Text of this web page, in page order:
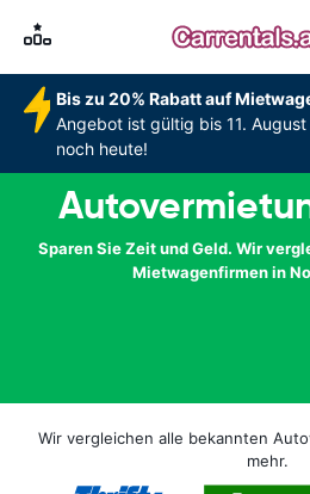
Bis zu 20% Rabatt auf
Angebot ist gültig bis 11.
noch heute!
Sparen Sie Zeit und Geld. Wir
Mietwagenfirmen in
Wir vergleichen alle bekannten
mehr.